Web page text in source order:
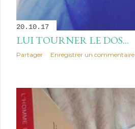
20.10.17
LUI TOURNER LE DOS...
Partager Enregistrer un commentaire